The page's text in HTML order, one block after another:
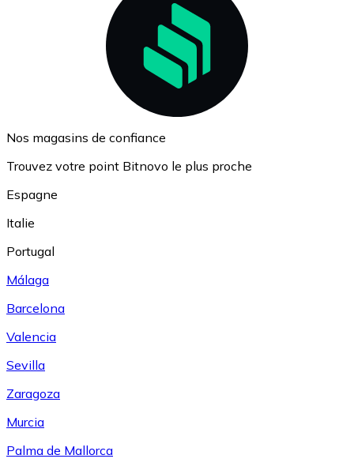
Nos magasins de confiance
Trouvez votre point Bitnovo le plus proche
Espagne
Italie
Portugal
Málaga
Barcelona
Valencia
Sevilla
Zaragoza
Murcia
Palma de Mallorca